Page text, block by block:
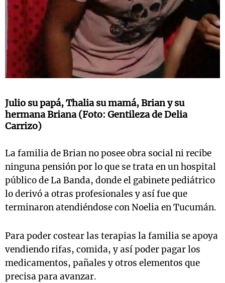
Julio su papá, Thalia su mamá, Brian y su
hermana Briana (Foto: Gentileza de Delia
Carrizo)
La familia de Brian no posee obra social ni recibe
ninguna pensión por lo que se trata en un hospital
público de La Banda, donde el gabinete pediátrico
lo derivó a otras profesionales y así fue que
terminaron atendiéndose con Noelia en Tucumán.
Para poder costear las terapias la familia se apoya
vendiendo rifas, comida, y así poder pagar los
medicamentos, pañales y otros elementos que
precisa para avanzar.